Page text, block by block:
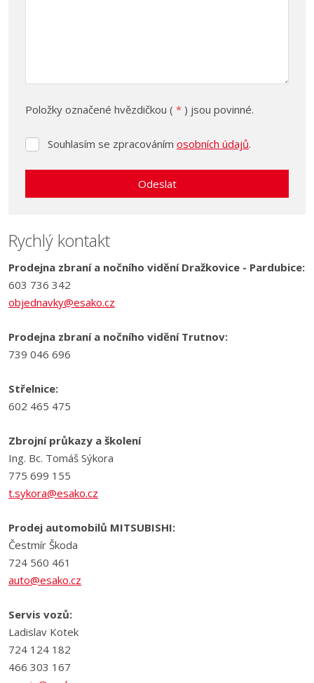
Položky označené hvězdičkou ( * ) jsou povinné.
Souhlasím
zpracováním
Souhlasím se zpracováním osobních údajů.
Odeslat
se
nepodařilo
odeslat.
Rychlý kontakt
Prodejna zbraní a nočního vidění Dražkovice - Pardubice:
603 736 342
objednavky@esako.cz
Prodejna zbraní a nočního vidění Trutnov:
739 046 696
Střelnice:
602 465 475
Zbrojní průkazy a školení
Ing. Bc. Tomáš Sýkora
775 699 155
t.sykora@esako.cz
Prodej automobilů MITSUBISHI:
Čestmír Škoda
724 560 461
auto@esako.cz
Servis vozů:
Ladislav Kotek
724 124 182
466 303 167